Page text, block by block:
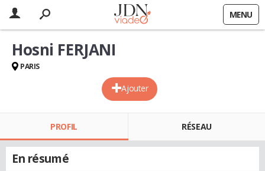
MENU
Ajouter
Hosni FERJANI
PARIS
PROFIL RÉSEAU
En résumé